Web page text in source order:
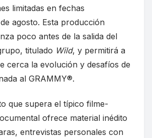
limitadas en fechas
agosto. Esta producción
poco antes de la salida del
titulado Wild, y permitirá a
cerca la evolución y desafíos de
al GRAMMY®.
que supera el típico filme-
ofrece material inédito
entrevistas personales con